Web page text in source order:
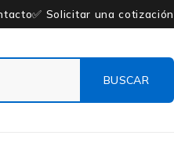
✅ Solicitar una cotización